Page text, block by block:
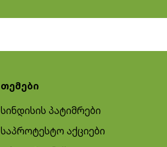
თემები
სინდისის პატიმრები
საპროტესტო აქციები